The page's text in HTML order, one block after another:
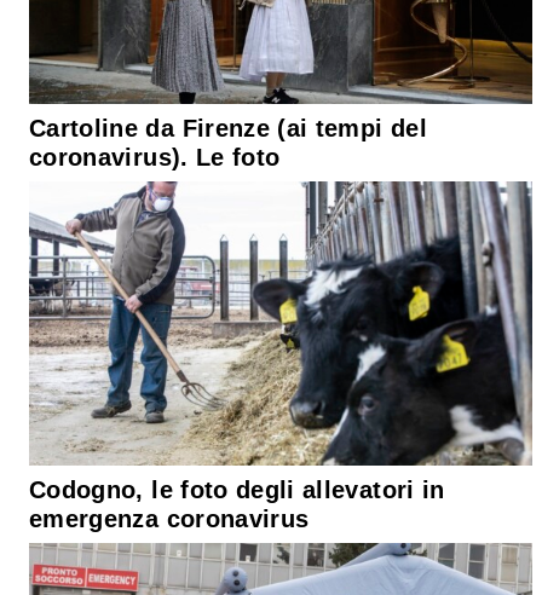
Cartoline da Firenze (ai tempi del
coronavirus). Le foto
Codogno, le foto degli allevatori in
emergenza coronavirus